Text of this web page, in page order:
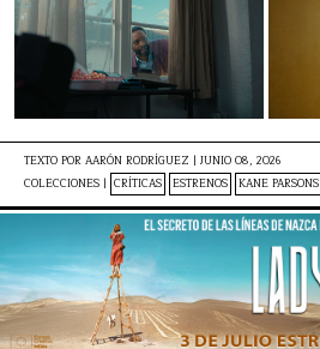
TEXTO POR AARÓN RODRÍGUEZ | JUNIO 08, 2026
COLECCIONES | CRÍTICAS ESTRENOS KANE PARSONS